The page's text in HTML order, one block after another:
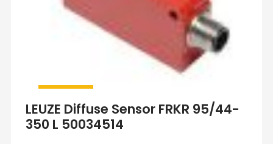
LEUZE Diffuse Sensor FRKR 95/44-
350 L 50034514